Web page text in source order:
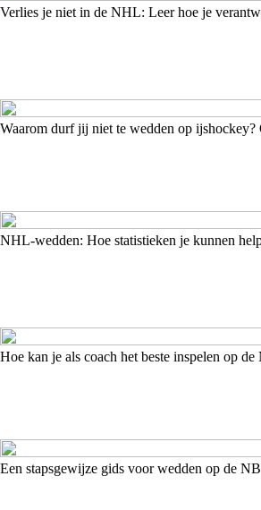
Verlies je niet in de NHL: Leer hoe je
Waarom durf jij niet te wedden op ijshockey?
NHL-wedden: Hoe statistieken je kunnen
Hoe kan je als coach het beste inspelen op
Een stapsgewijze gids voor wedden op de